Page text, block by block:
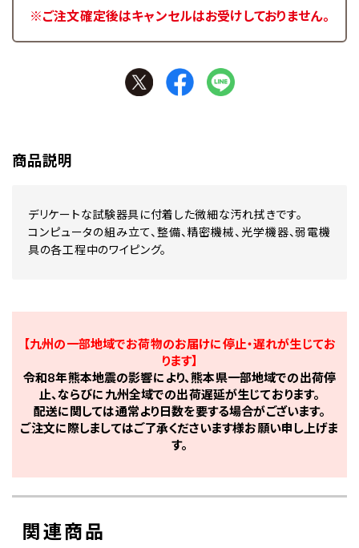
※ご注文確定後はキャンセルはお受けしておりません。
商品説明
デリケートな試験器具に付着した微細な汚れ拭きです。
コンピュータの組み立て、整備、精密機械、光学機器、弱電機
具の各工程中のワイピング。
【九州の一部地域でお荷物のお届けに停止・遅れが生じてお
ります】
令和8年熊本地震の影響により、熊本県一部地域での出荷停
止、ならびに九州全域での出荷遅延が生じております。
配送に関しては通常より日数を要する場合がございます。
ご注文に際しましてはご了承くださいます様お願い申し上げま
す。
関連商品